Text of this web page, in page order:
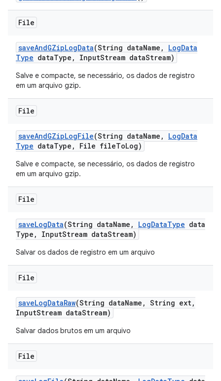
File
saveAndGZipLogData(String dataName , LogData
Type dataType , InputStream dataStream)
Salve e compacte, se necessário, os dados de registro
em um arquivo gzip.
File
saveAndGZipLogFile(String dataName , LogData
Type dataType , File fileToLog)
Salve e compacte, se necessário, os dados de registro
em um arquivo gzip.
File
saveLogData(String dataName , LogDataType data
Type , InputStream dataStream)
Salvar os dados de registro em um arquivo
File
saveLogDataRaw(String dataName , String ext,
InputStream dataStream)
Salvar dados brutos em um arquivo
File